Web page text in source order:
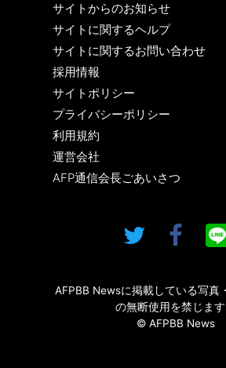
サイトからのお知らせ
サイトに関するヘルプ
サイトに関するお問い合わせ
採用情報
サイトポリシー
プライバシーポリシー
利用規約
運営会社
AFP通信会長ごあいさつ
AFPBB Newsに掲載している写真
の無断使用を禁じます
© AFPBB News